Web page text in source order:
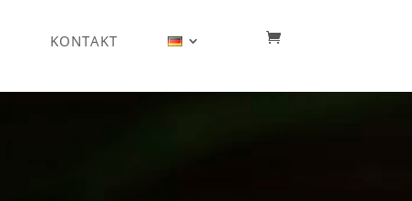
KONTAKT